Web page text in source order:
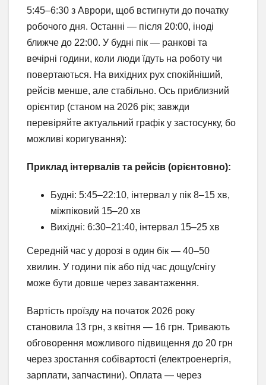
5:45–6:30 з Аврори, щоб встигнути до початку
робочого дня. Останні — після 20:00, іноді
ближче до 22:00. У будні пік — ранкові та
вечірні години, коли люди їдуть на роботу чи
повертаються. На вихідних рух спокійніший,
рейсів менше, але стабільно. Ось приблизний
орієнтир (станом на 2026 рік; завжди
перевіряйте актуальний графік у застосунку, бо
можливі коригування):
Приклад інтервалів та рейсів (орієнтовно):
Будні: 5:45–22:10, інтервал у пік 8–15 хв,
міжпіковий 15–20 хв
Вихідні: 6:30–21:40, інтервал 15–25 хв
Середній час у дорозі в один бік — 40–50
хвилин. У години пік або під час дощу/снігу
може бути довше через завантаження.
Вартість проїзду на початок 2026 року
становила 13 грн, з квітня — 16 грн. Тривають
обговорення можливого підвищення до 20 грн
через зростання собівартості (електроенергія,
зарплати, запчастини). Оплата — через